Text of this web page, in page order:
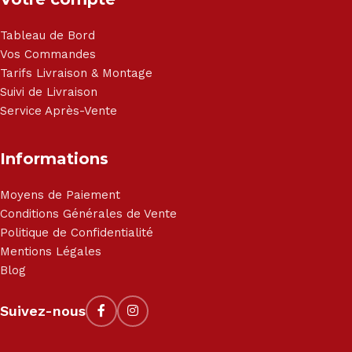
Tableau de Bord
Vos Commandes
Tarifs Livraison & Montage
Suivi de Livraison
Service Après-Vente
Informations
Moyens de Paiement
Conditions Générales de Vente
Politique de Confidentialité
Mentions Légales
Blog
Suivez-nous